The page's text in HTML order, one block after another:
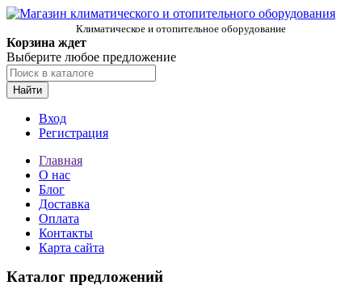
Климатическое и отопительное оборудование
Корзина ждет
Выберите любое предложение
Найти
Вход
Регистрация
Главная
О нас
Блог
Доставка
Оплата
Контакты
Карта сайта
Каталог предложений